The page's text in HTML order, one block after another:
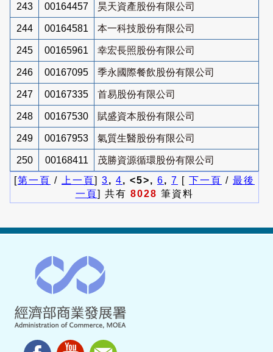
243 00164457 昊天資產股份有限公司
244 00164581 本一科技股份有限公司
245 00165961 幸宏長照股份有限公司
246 00167095 季永國際餐飲股份有限公司
247 00167335 首易股份有限公司
248 00167530 賦盛資本股份有限公司
249 00167953 氣質生醫股份有限公司
250 00168411
茂勝資源循環股份有限公司
[第一頁 / 上一頁] 3, 4, <5>, 6, 7 [ 下一頁 / 最後
一頁] 共有 8028 筆資料